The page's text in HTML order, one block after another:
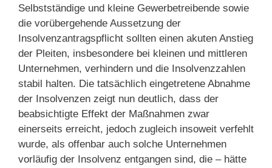
Selbstständige und kleine Gewerbetreibende sowie
die vorübergehende Aussetzung der
Insolvenzantragspflicht sollten einen akuten Anstieg
der Pleiten, insbesondere bei kleinen und mittleren
Unternehmen, verhindern und die Insolvenzzahlen
stabil halten. Die tatsächlich eingetretene Abnahme
der Insolvenzen zeigt nun deutlich, dass der
beabsichtigte Effekt der Maßnahmen zwar
einerseits erreicht, jedoch zugleich insoweit verfehlt
wurde, als offenbar auch solche Unternehmen
vorläufig der Insolvenz entgangen sind, die – hätte